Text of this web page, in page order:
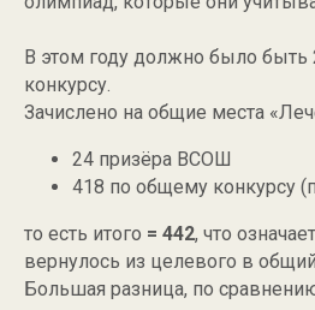
В этом году должно было
конкурсу.
Зачислено на общие места
24 призёра ВСОШ
418 по общему конкурсу
то есть итого = 442, что
вернулось из целевого в
Большая разница, по